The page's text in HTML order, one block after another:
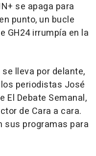
se apaga para
punto, un bucle
GH24 irrumpía en la
lleva por delante,
periodistas José
El Debate Semanal,
de Cara a cara.
sus programas para